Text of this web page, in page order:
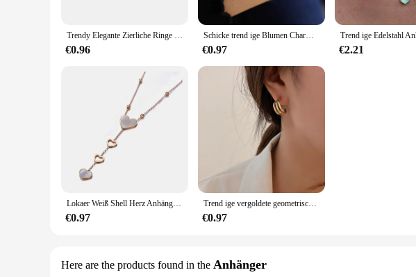
Trendy Elegante Zierliche Ringe Für Frauen Romantische frauen Ring Glänzenden Zirkon Gold Farbe Dünne Finger Ring Zubehör Schmuck KCR088
€0.96
Schicke trend ige Blumen Charm Armbänder für Frauen Mädchen, vergoldete Edelstahl Metall verstellbare Armband Armband Geschenk an sie
€0.97 €2.21
Lokaer Weiß Shell Herz Anhänger Halsketten Für Frauen Mädchen Trendy Edelstahl Y Halskette Schmuck collier femme N19195
€0.97
Trend ige vergoldete geometrische Zahnrad form Kreis Creolen für Frauen Mädchen Mode Zirkon Schmuck Schnalle Typ
€0.97
Here are the products found in the Anhänger